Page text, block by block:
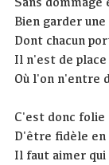
Bien garder
Dont chacun
Il n'est de
Où l'on n'entre
C'est donc
D'être fidèle en
Il faut aimer qui